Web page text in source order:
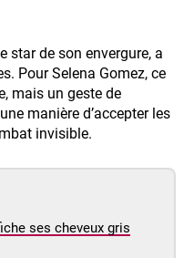
star de son envergure, a
Pour Selena Gomez, ce
mais un geste de
manière d’accepter les
invisible.
ses cheveux gris